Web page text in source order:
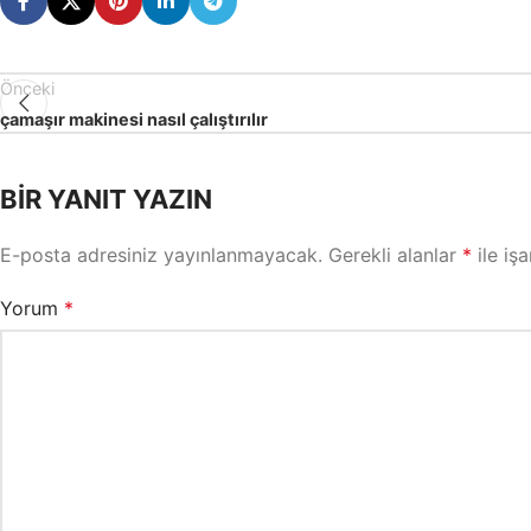
Önceki
çamaşır makinesi nasıl çalıştırılır
BIR YANIT YAZIN
E-posta adresiniz yayınlanmayacak. Gerekli alanlar * ile
Yorum *